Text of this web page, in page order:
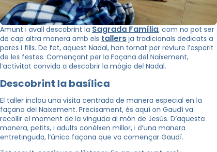
Amunt i avall descobrint la Sagrada Família, com no pot ser
de cap altra manera amb els tallers ja tradicionals dedicats a
pares i fills. De fet, aquest Nadal, han tornat per reviure l’esperit
de les festes. Començant per la Façana del Naixement,
l’activitat convida a descobrir la màgia del Nadal.
Descobrint la basílica
El taller inclou una visita centrada de manera especial en la
façana del Naixement. Precisament, és aquí on Gaudí va
recollir el moment de la vinguda al món de Jesús. D’aquesta
manera, petits, i adults conèixen millor, i d’una manera
entretinguda, l’única façana que va començar Gaudí.